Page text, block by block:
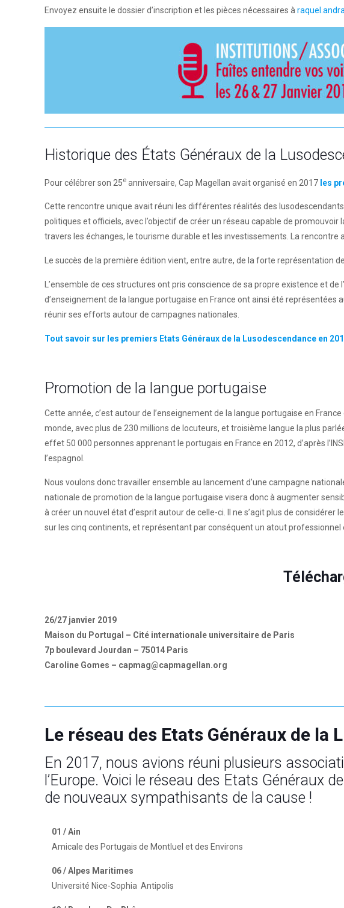
Envoyez ensuite le dossier d’inscription et les pièces nécessaires à
Historique des États Généraux de la
Pour célébrer son 25e anniversaire, Cap Magellan avait organisé en 2017 les
Cette rencontre unique avait réuni les différentes réalités des
politiques et officiels, avec l’objectif de créer un réseau capable de
travers les échanges, le tourisme durable et les investissements. La
Le succès de la première édition vient, entre autre, de la forte représentation
L’ensemble de ces structures ont pris conscience de sa propre existence et
d’enseignement de la langue portugaise en France ont ainsi été représentées
réunir ses efforts autour de campagnes nationales.
Tout savoir sur les premiers Etats Généraux de la Lusodescendance en
Promotion de la langue portugaise
Cette année, c’est autour de l’enseignement de la langue portugaise en
monde, avec plus de 230 millions de locuteurs, et troisième langue la plus
effet 50 000 personnes apprenant le portugais en France en 2012, d’après
l’espagnol.
Nous voulons donc travailler ensemble au lancement d’une campagne
nationale de promotion de la langue portugaise visera donc à augmenter
à créer un nouvel état d’esprit autour de celle-ci. Il ne s’agit plus de
sur les cinq continents, et représentant par conséquent un atout professionnel
26/27 janvier 2019
Maison du Portugal – Cité internationale universitaire de Paris
7p boulevard Jourdan – 75014 Paris
Caroline Gomes – capmag@capmagellan.org
Le réseau des Etats Généraux de la
En 2017, nous avions réuni plusieurs
l’Europe. Voici le réseau des Etats Généraux
de nouveaux sympathisants de la cause !
01 / Ain
Amicale des Portugais de Montluel et des Environs
06 / Alpes Maritimes
Université Nice-Sophia Antipolis